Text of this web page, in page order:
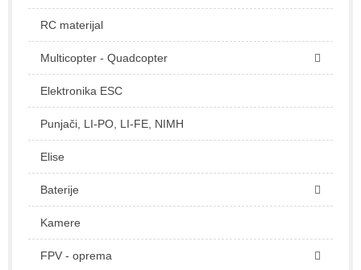
RC materijal
Multicopter - Quadcopter
Elektronika ESC
Punjači, LI-PO, LI-FE, NIMH
Elise
Baterije
Kamere
FPV - oprema